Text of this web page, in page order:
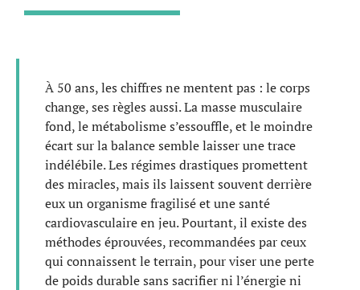
À 50 ans, les chiffres ne mentent pas : le corps
change, ses règles aussi. La masse musculaire
fond, le métabolisme s’essouffle, et le moindre
écart sur la balance semble laisser une trace
indélébile. Les régimes drastiques promettent
des miracles, mais ils laissent souvent derrière
eux un organisme fragilisé et une santé
cardiovasculaire en jeu. Pourtant, il existe des
méthodes éprouvées, recommandées par ceux
qui connaissent le terrain, pour viser une perte
de poids durable sans sacrifier ni l’énergie ni